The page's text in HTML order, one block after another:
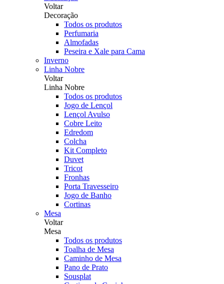
Voltar
Decoração
Todos os produtos
Perfumaria
Almofadas
Peseira e Xale para Cama
Inverno
Linha Nobre
Voltar
Linha Nobre
Todos os produtos
Jogo de Lençol
Lençol Avulso
Cobre Leito
Edredom
Colcha
Kit Completo
Duvet
Tricot
Fronhas
Porta Travesseiro
Jogo de Banho
Cortinas
Mesa
Voltar
Mesa
Todos os produtos
Toalha de Mesa
Caminho de Mesa
Pano de Prato
Sousplat